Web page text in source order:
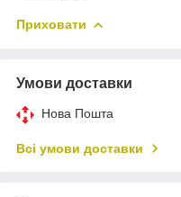
Приховати
Умови доставки
Нова Пошта
Всі умови доставки